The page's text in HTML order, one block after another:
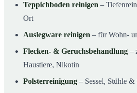
Teppichboden reinigen –
Ort
Auslegware reinigen – für Wohn-
Flecken- & Geruchsbehandlung –
Haustiere, Nikotin
Polsterreinigung – Sessel, Stühle &